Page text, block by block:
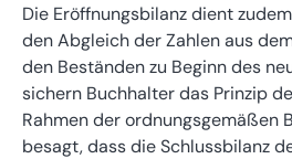
Die Eröffnungsbilanz dient
den Abgleich der Zahlen aus
den Beständen zu Beginn des
sichern Buchhalter das Prinzip
Rahmen der ordnungsgemäßen
besagt, dass die Schlussbilanz